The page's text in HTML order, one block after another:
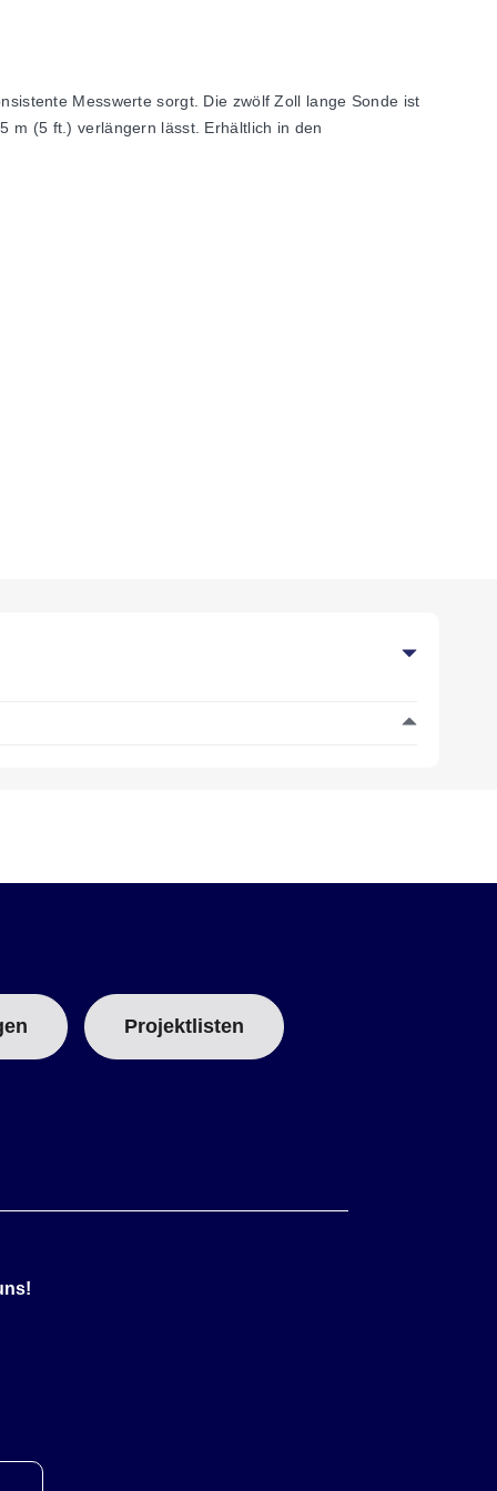
Messwerte sorgt. Die zwölf Zoll lange Sonde ist
m (5 ft.) verlängern lässt. Erhältlich in den
Projektlisten